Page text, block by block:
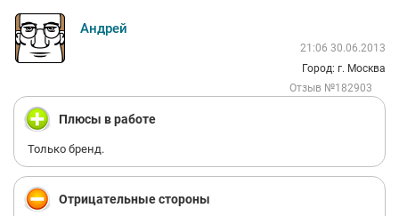
Андрей
21:06 30.06.2013
Город: г. Москва
Отзыв №182903
Плюсы в работе
Только бренд.
Отрицательные стороны